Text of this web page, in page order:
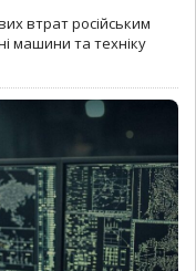
втрат російським
машини та техніку